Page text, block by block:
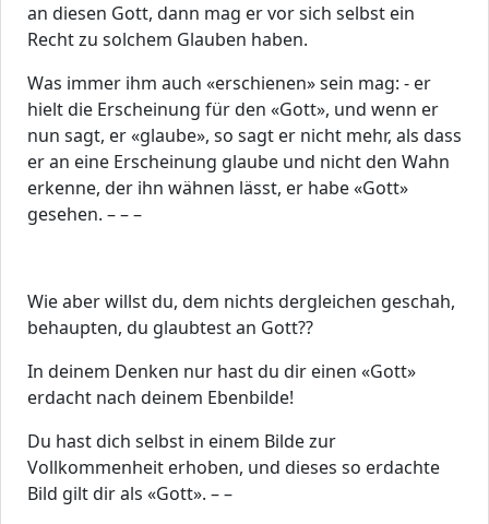
an diesen Gott, dann mag er vor sich selbst ein
Recht zu solchem Glauben haben.
Was immer ihm auch «erschienen» sein mag: - er
hielt die Erscheinung für den «Gott», und wenn er
nun sagt, er «glaube», so sagt er nicht mehr, als dass
er an eine Erscheinung glaube und nicht den Wahn
erkenne, der ihn wähnen lässt, er habe «Gott»
gesehen. – – –
Wie aber willst du, dem nichts dergleichen geschah,
behaupten, du glaubtest an Gott??
In deinem Denken nur hast du dir einen «Gott»
erdacht nach deinem Ebenbilde!
Du hast dich selbst in einem Bilde zur
Vollkommenheit erhoben, und dieses so erdachte
Bild gilt dir als «Gott». – –